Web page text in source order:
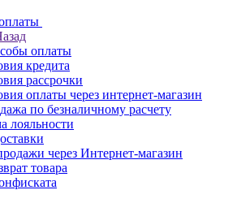
оплаты
кредита
рассрочки
оплаты через интернет-магазин
по безналичному расчету
лояльности
через Интернет-магазин
товара